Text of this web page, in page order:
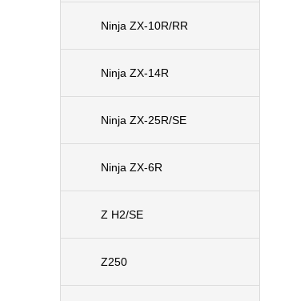
Ninja ZX-10R/RR
Ninja ZX-14R
Ninja ZX-25R/SE
Ninja ZX-6R
Z H2/SE
Z250